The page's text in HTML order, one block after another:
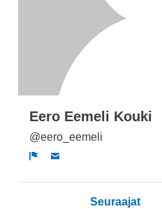
Eero Eemeli Kouki
@eero_eemeli
Seuraajat